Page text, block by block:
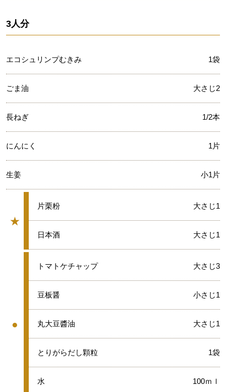
3人分
エコシュリンプむきみ 1袋
ごま油 大さじ2
長ねぎ 1/2本
にんにく 1片
生姜 小1片
★
グループ
★
片栗粉 大さじ1
★
日本酒 大さじ1
●
●トマトケチャップ 大さじ3
●
豆板醤 小さじ1
●
丸大豆醬油 大さじ1
●
とりがらだし顆粒 1袋
●
水 100ｍｌ